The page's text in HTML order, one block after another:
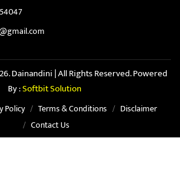
Dainandini | All Rights Reserved. Powered
By :Softbit Solution
Policy Terms & Conditions
Disclaimer
Contact Us